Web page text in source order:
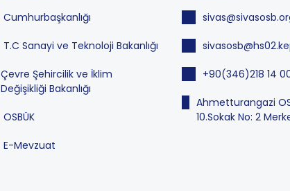
Cumhurbaşkanlığı
T.C Sanayi ve Teknoloji Bakanlığı
Çevre Şehircilik ve İklim
Değişikliği Bakanlığı
OSBÜK
E-Mevzuat
+90(346)218 14
Ahmetturangazi
10.Sokak No: 2